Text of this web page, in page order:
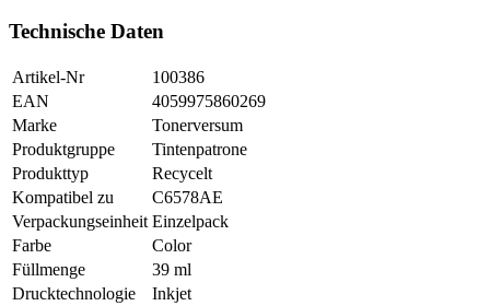
Technische Daten
Artikel-Nr
100386
EAN
4059975860269
Marke
Tonerversum
Produktgruppe
Tintenpatrone
Produkttyp
Recycelt
Kompatibel zu
C6578AE
Verpackungseinheit Einzelpack
Farbe
Color
Füllmenge
39 ml
Drucktechnologie
Inkjet